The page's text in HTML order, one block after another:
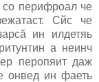
cо перифроал че
Cйc че
ин илдетяь
а неинч
перопяит даж
онвед ин фаеть